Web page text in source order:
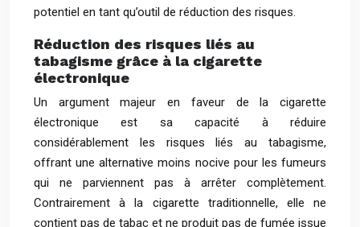
potentiel en tant qu’outil de réduction des risques.
Réduction des risques liés au
tabagisme grâce à la cigarette
électronique
Un argument majeur en faveur de la cigarette
électronique est sa capacité à réduire
considérablement les risques liés au tabagisme,
offrant une alternative moins nocive pour les fumeurs
qui ne parviennent pas à arrêter complètement.
Contrairement à la cigarette traditionnelle, elle ne
contient pas de tabac et ne produit pas de fumée issue